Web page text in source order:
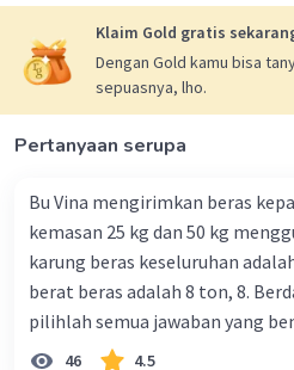
Klaim Gold gratis
Dengan Gold kamu bisa
sepuasnya, lho.
Pertanyaan serupa
Bu Vina mengirimkan beras
kemasan 25 kg dan 50 kg
karung beras keseluruhan
berat beras adalah 8 ton, 8.
pilihlah semua jawaban yang
dari satu. Banyak karung beras
46 4.5